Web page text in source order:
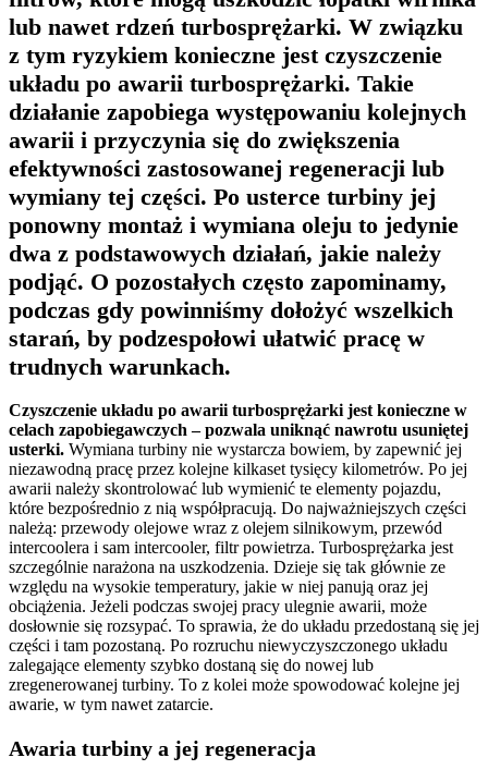
lub nawet rdzeń turbosprężarki. W związku
z tym ryzykiem konieczne jest czyszczenie
układu po awarii turbosprężarki. Takie
działanie zapobiega występowaniu kolejnych
awarii i przyczynia się do zwiększenia
efektywności zastosowanej regeneracji lub
wymiany tej części. Po usterce turbiny jej
ponowny montaż i wymiana oleju to jedynie
dwa z podstawowych działań, jakie należy
podjąć. O pozostałych często zapominamy,
podczas gdy powinniśmy dołożyć wszelkich
starań, by podzespołowi ułatwić pracę w
trudnych warunkach.
Czyszczenie układu po awarii turbosprężarki jest konieczne w
celach zapobiegawczych – pozwala uniknąć nawrotu usuniętej
usterki. Wymiana turbiny nie wystarcza bowiem, by zapewnić jej
niezawodną pracę przez kolejne kilkaset tysięcy kilometrów. Po jej
awarii należy skontrolować lub wymienić te elementy pojazdu,
które bezpośrednio z nią współpracują. Do najważniejszych części
należą: przewody olejowe wraz z olejem silnikowym, przewód
intercoolera i sam intercooler, filtr powietrza. Turbosprężarka jest
szczególnie narażona na uszkodzenia. Dzieje się tak głównie ze
względu na wysokie temperatury, jakie w niej panują oraz jej
obciążenia. Jeżeli podczas swojej pracy ulegnie awarii, może
dosłownie się rozsypać. To sprawia, że do układu przedostaną się jej
części i tam pozostaną. Po rozruchu niewyczyszczonego układu
zalegające elementy szybko dostaną się do nowej lub
zregenerowanej turbiny. To z kolei może spowodować kolejne jej
awarie, w tym nawet zatarcie.
Awaria turbiny a jej regeneracja